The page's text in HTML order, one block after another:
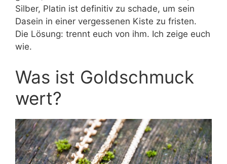
Silber, Platin ist definitiv zu schade, um sein
Dasein in einer vergessenen Kiste zu fristen.
Die Lösung: trennt euch von ihm. Ich zeige euch
wie.
Was ist Goldschmuck
wert?